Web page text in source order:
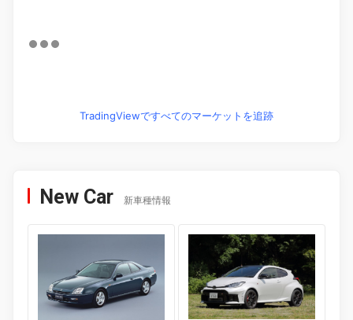
TradingViewですべてのマーケットを追跡
New Car 新車種情報